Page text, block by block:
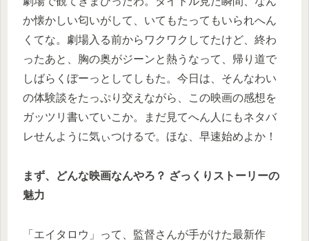
か懐かしい匂いがして、いてもたってもいられへん
くてな。劇場入る前からワクワクしてたけど、終わ
ったあと、胸の奥がジーンと熱うなって、帰り道で
しばらくぼーっとしてしもた。今日は、そんなわい
の体験談をたっぷり交えながら、この映画の感想を
ガッツリ書いていこか。まだ見てへん人にもネタバ
レせんように気ぃつけるで。ほな、早速始めよか！
まず、どんな映画なんやろ？ ざっくりストーリーの
魅力
「エイタロウ」って、監督さんが手がけた最新作